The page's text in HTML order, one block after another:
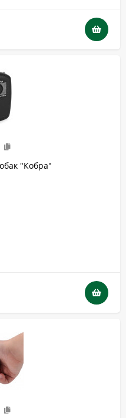
"Кобра"